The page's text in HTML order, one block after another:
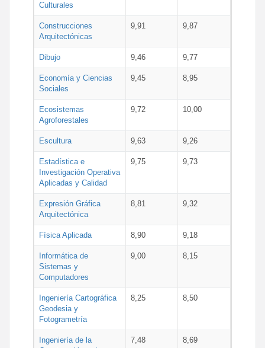
Culturales
Construcciones
Arquitectónicas
9,91 9,87
Dibujo 9,46 9,77
Economía y Ciencias
Sociales
9,45 8,95
Ecosistemas
Agroforestales
9,72 10,00
Escultura 9,63 9,26
Estadística e
Investigación Operativa
Aplicadas y Calidad
9,75 9,73
Expresión Gráfica
Arquitectónica
8,81 9,32
Física Aplicada 8,90 9,18
Informática de
Sistemas y
Computadores
9,00 8,15
Ingeniería Cartográfica
Geodesia y
Fotogrametría
8,25 8,50
Ingeniería de la
7,48 8,69